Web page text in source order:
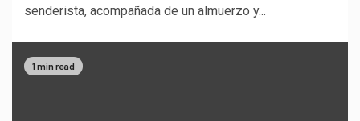
senderista, acompañada de un almuerzo y...
1 min read